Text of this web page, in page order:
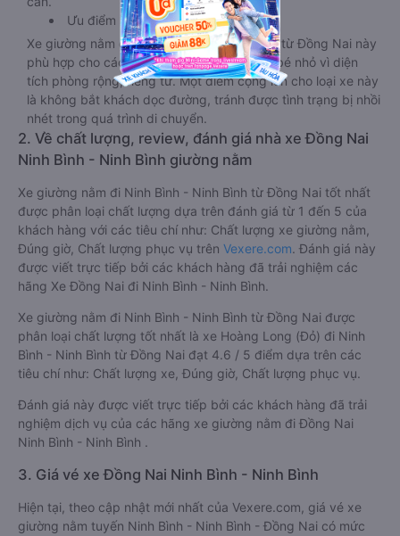
Ưu điểm
Xe giường nằm đôi đi Ninh Bình - Ninh Bình từ Đồng Nai này
phù hợp cho các cặp đôi hoặc gia đình có bé nhỏ vì diện
tích phòng rộng, riêng tư. Một điểm cộng lớn cho loại xe này
là không bắt khách dọc đường, tránh được tình trạng bị nhồi
nhét trong quá trình di chuyển.
2. Về chất lượng, review, đánh giá nhà xe Đồng Nai
Ninh Bình - Ninh Bình giường nằm
Xe giường nằm đi Ninh Bình - Ninh Bình từ Đồng Nai tốt nhất
được phân loại chất lượng dựa trên đánh giá từ 1 đến 5 của
khách hàng với các tiêu chí như: Chất lượng xe giường nằm,
Đúng giờ, Chất lượng phục vụ trên Vexere.com. Đánh giá này
được viết trực tiếp bởi các khách hàng đã trải nghiệm các
hãng Xe Đồng Nai đi Ninh Bình - Ninh Bình.
Xe giường nằm đi Ninh Bình - Ninh Bình từ Đồng Nai được
phân loại chất lượng tốt nhất là xe Hoàng Long (Đỏ) đi Ninh
Bình - Ninh Bình từ Đồng Nai đạt 4.6 / 5 điểm dựa trên các
tiêu chí như: Chất lượng xe, Đúng giờ, Chất lượng phục vụ.
Đánh giá này được viết trực tiếp bởi các khách hàng đã trải
nghiệm dịch vụ của các hãng xe giường nằm đi Đồng Nai
Ninh Bình - Ninh Bình .
3. Giá vé xe Đồng Nai Ninh Bình - Ninh Bình
Hiện tại, theo cập nhật mới nhất của Vexere.com, giá vé xe
giường nằm tuyến Ninh Bình - Ninh Bình - Đồng Nai có mức